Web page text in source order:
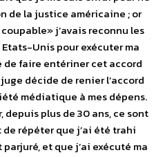
de la justice américaine ; or
j’avais reconnu les
Unis pour exécuter ma
faire entériner cet accord
décide de renier l’accord
médiatique à mes dépens.
depuis plus de 30 ans, ce sont
répéter que j’ai été trahi
et que j’ai exécuté ma